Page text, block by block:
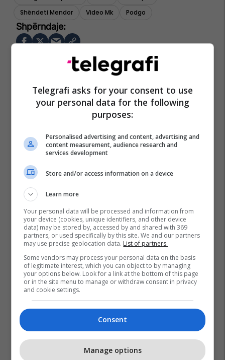
Shëndeti Mendor
Video Mk Podgo
Reklamo këtu
Telegrafi asks for your consent to use
your personal data for the following
purposes:
Personalised advertising and content, advertising and
content measurement, audience research and
services development
Store and/or access information on a device
Learn more
Your personal data will be processed and information from
your device (cookies, unique identifiers, and other device
data) may be stored by, accessed by and shared with 369
partners, or used specifically by this site. We and our partners
may use precise geolocation data. List of partners.
Some vendors may process your personal data on the basis
of legitimate interest, which you can object to by managing
your options below. Look for a link at the bottom of this page
or in the site menu to manage or withdraw consent in privacy
and cookie settings.
Consent
Manage options